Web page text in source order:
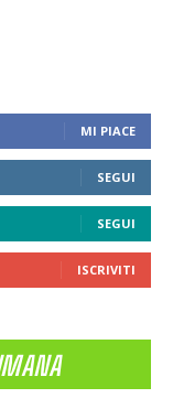
MI PIACE
SEGUI
SEGUI
ISCRIVITI